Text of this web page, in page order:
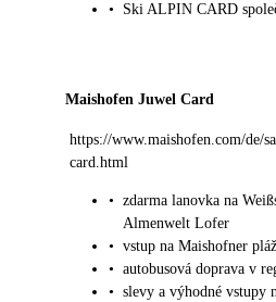
•
Ski ALPIN CARD
Maishofen Juwel Card
https://www.maishofen.com/de/
card.html
• zdarma lanovka na
Almenwelt Lofer
• vstup na Maishofner pláž
• autobusová doprava v
• slevy a výhodné vstupy